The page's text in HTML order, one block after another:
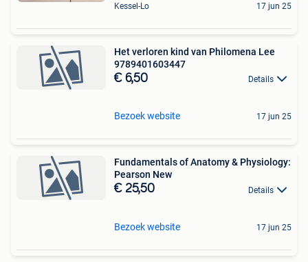
Kessel-Lo 17 jun 25
Het verloren kind van Philomena Lee
9789401603447
€ 6,50 Details
Bezoek website 17 jun 25
Fundamentals of Anatomy & Physiology:
Pearson New
€ 25,50 Details
Bezoek website 17 jun 25